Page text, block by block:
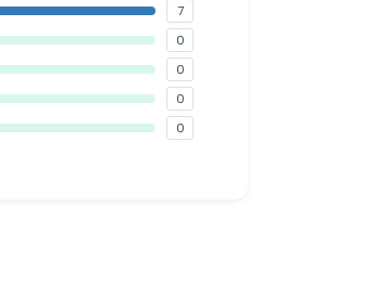
7
0
0
0
0